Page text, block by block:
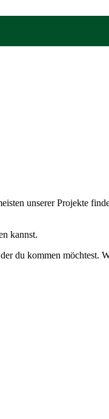
unserer Projekte
kannst.
du kommen möchtest.